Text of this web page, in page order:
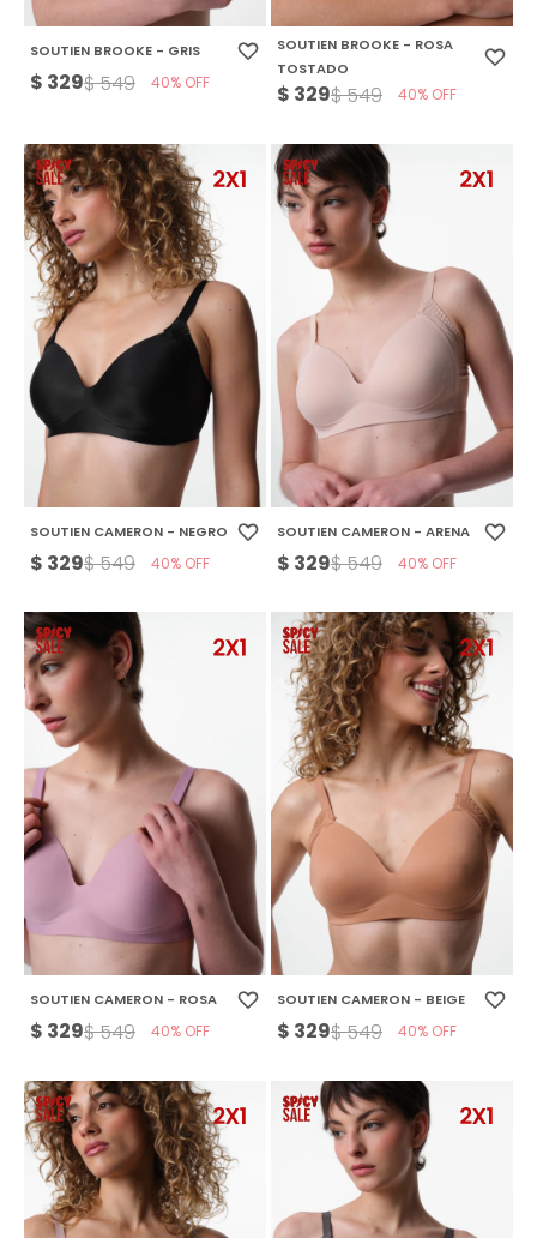
SOUTIEN BROOKE - GRIS
$ 329$549 40
SOUTIEN BROOKE - ROSA
TOSTADO
$ 329$549 40
SOUTIEN CAMERON - NEGRO
$ 329$549 40
SOUTIEN CAMERON - ARENA
$ 329$549 40
SOUTIEN CAMERON - ROSA
$ 329$549 40
SOUTIEN CAMERON - BEIGE
$ 329$549 40